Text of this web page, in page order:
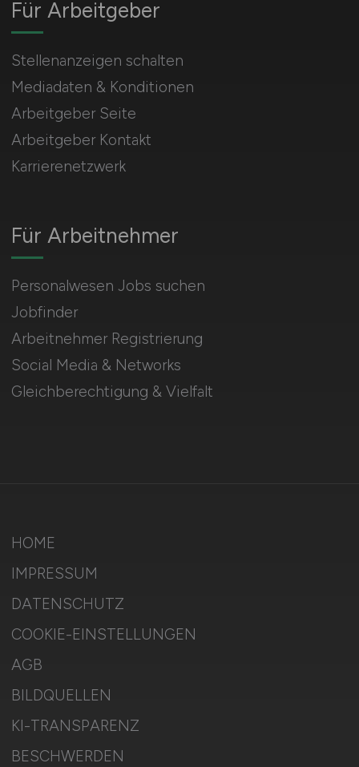
Für Arbeitnehmer
Personalwesen Jobs suchen
Jobfinder
Arbeitnehmer Registrierung
Social Media & Networks
Gleichberechtigung & Vielfalt
Für Arbeitgeber
Stellenanzeigen schalten
Mediadaten & Konditionen
Arbeitgeber Seite
Arbeitgeber Kontakt
Karrierenetzwerk
HOME
IMPRESSUM
DATENSCHUTZ
COOKIE-EINSTELLUNGEN
AGB
BILDQUELLEN
KI-TRANSPARENZ
BESCHWERDEN